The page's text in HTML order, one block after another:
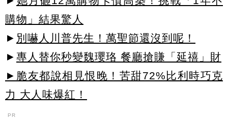
購物」結果驚人
► 別嚇人川普先生！萬聖節還沒到呢！
► 專人替你秒變魏瓔珞 餐廳搶賺「延禧」財
►脆友都說相見恨晚！苦甜72%比利時巧克
力 大人味爆紅！
PR